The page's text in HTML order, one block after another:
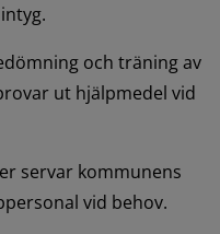
och träning av
ut hjälpmedel vid
servar kommunens
vid behov.